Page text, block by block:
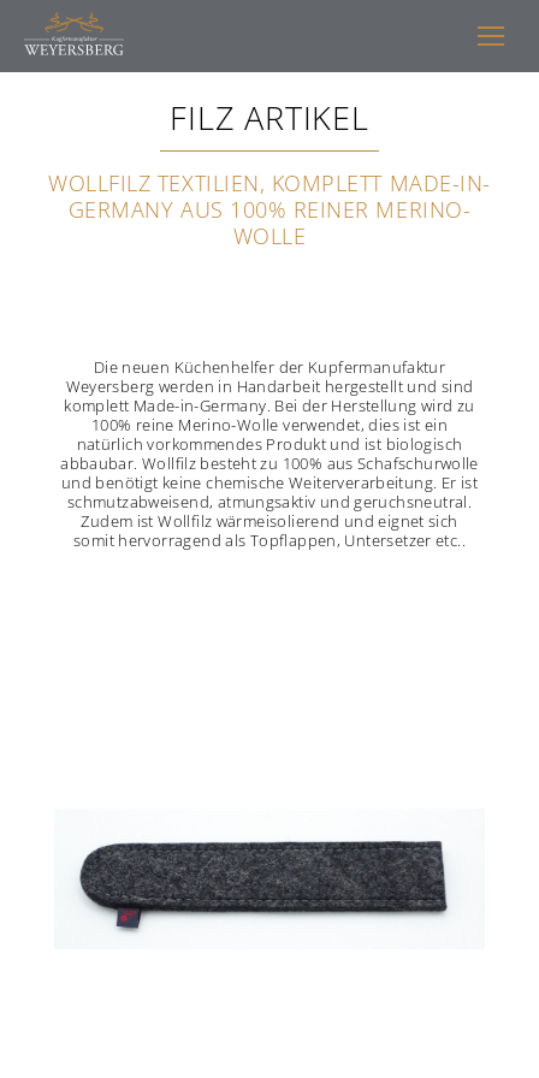
FILZ ARTIKEL
WOLLFILZ TEXTILIEN, KOMPLETT MADE-IN-
GERMANY AUS 100% REINER MERINO-
WOLLE
Die neuen Küchenhelfer der Kupfermanufaktur
Weyersberg werden in Handarbeit hergestellt und sind
komplett Made-in-Germany. Bei der Herstellung wird zu
100% reine Merino-Wolle verwendet, dies ist ein
natürlich vorkommendes Produkt und ist biologisch
abbaubar. Wollfilz besteht zu 100% aus Schafschurwolle
und benötigt keine chemische Weiterverarbeitung. Er ist
schmutzabweisend, atmungsaktiv und geruchsneutral.
Zudem ist Wollfilz wärmeisolierend und eignet sich
somit hervorragend als Topflappen, Untersetzer etc..